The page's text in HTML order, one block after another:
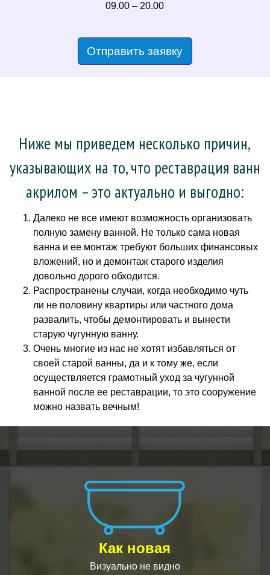
09.00 – 20.00
Отправить заявку
Ниже мы приведем несколько причин,
указывающих на то, что реставрация ванн
акрилом – это актуально и выгодно:
Далеко не все имеют возможность организовать
полную замену ванной. Не только сама новая
ванна и ее монтаж требуют больших финансовых
вложений, но и демонтаж старого изделия
довольно дорого обходится.
Распространены случаи, когда необходимо чуть
ли не половину квартиры или частного дома
развалить, чтобы демонтировать и вынести
старую чугунную ванну.
Очень многие из нас не хотят избавляться от
своей старой ванны, да и к тому же, если
осуществляется грамотный уход за чугунной
ванной после ее реставрации, то это сооружение
можно назвать вечным!
Как новая
Визуально не видно